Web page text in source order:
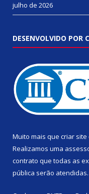
julho de 2026
DESENVOLVIDO POR
Muito mais que criar site
Realizamos uma
contrato que todas as
pública serão atendidas.